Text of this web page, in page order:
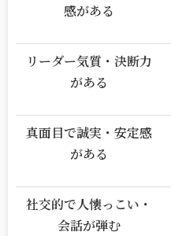
感がある
リーダー気質・決断力
がある
真面目で誠実・安定感
がある
社交的で人懐っこい・
会話が弾む